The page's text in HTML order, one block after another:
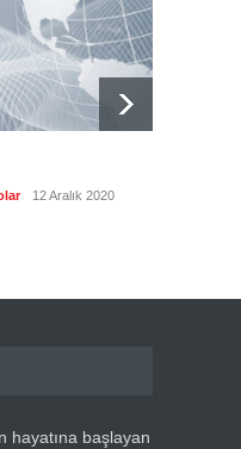
Ağustos 2026
12 Aralık 2020
hayatına başlayan